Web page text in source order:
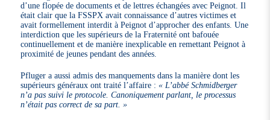
d’une flopée de documents et de lettres échangées avec Peignot. Il
était clair que la FSSPX avait connaissance d’autres victimes et
avait formellement interdit à Peignot d’approcher des enfants. Une
interdiction que les supérieurs de la Fraternité ont bafouée
continuellement et de manière inexplicable en remettant Peignot à
proximité de jeunes pendant des années.
Pfluger a aussi admis des manquements dans la manière dont les
supérieurs généraux ont traité l’affaire :« L’abbé Schmidberger
n’a pas suivi le protocole. Canoniquement parlant, le processus
n’était pas correct de sa part. »